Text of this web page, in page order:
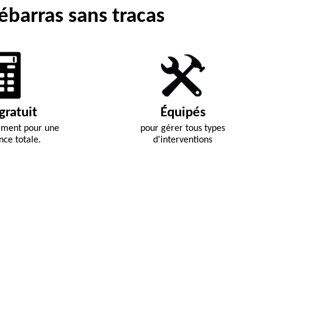
sans tracas
pour une
totale.
Équipés
pour gérer tous types
d'interventions